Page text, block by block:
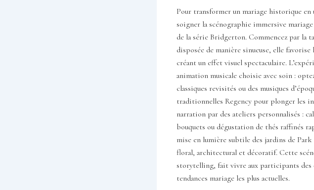
Pour transformer un mariage historique
soigner la scénographie immersive
de la série Bridgerton. Commencez par la
disposée de manière sinueuse, elle
créant un effet visuel spectaculaire.
animation musicale choisie avec soin :
classiques revisités ou des musiques
traditionnelles Regency pour plonger les
narration par des ateliers personnalisés :
bouquets ou dégustation de thés raffinés
mise en lumière subtile des jardins de
floral, architectural et décoratif. Cette
storytelling, fait vivre aux participants des
tendances mariage les plus actuelles.